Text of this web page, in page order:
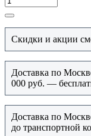
Скидки и акции
Доставка по
000 руб. —
Доставка по
до транспортной